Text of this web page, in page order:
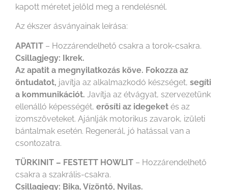
kapott méretet jelöld meg a rendelésnél.
Az ékszer ásványainak leírása:
APATIT – Hozzárendelhető csakra a torok-csakra.
Csillagjegy: Ikrek.
Az apatit a megnyilatkozás köve. Fokozza az
öntudatot, javítja az alkalmazkodó készséget, segíti
a kommunikációt. Javítja az étvágyat, szervezetünk
ellenálló képességét, erősíti az idegeket és az
izomszöveteket. Ajánlják motorikus zavarok, izületi
bántalmak esetén. Regenerál, jó hatással van a
csontozatra.
TÜRKINIT – FESTETT HOWLIT – Hozzárendelhető
csakra a szakrális-csakra.
Csillagjegy: Bika, Vízöntő, Nyilas.